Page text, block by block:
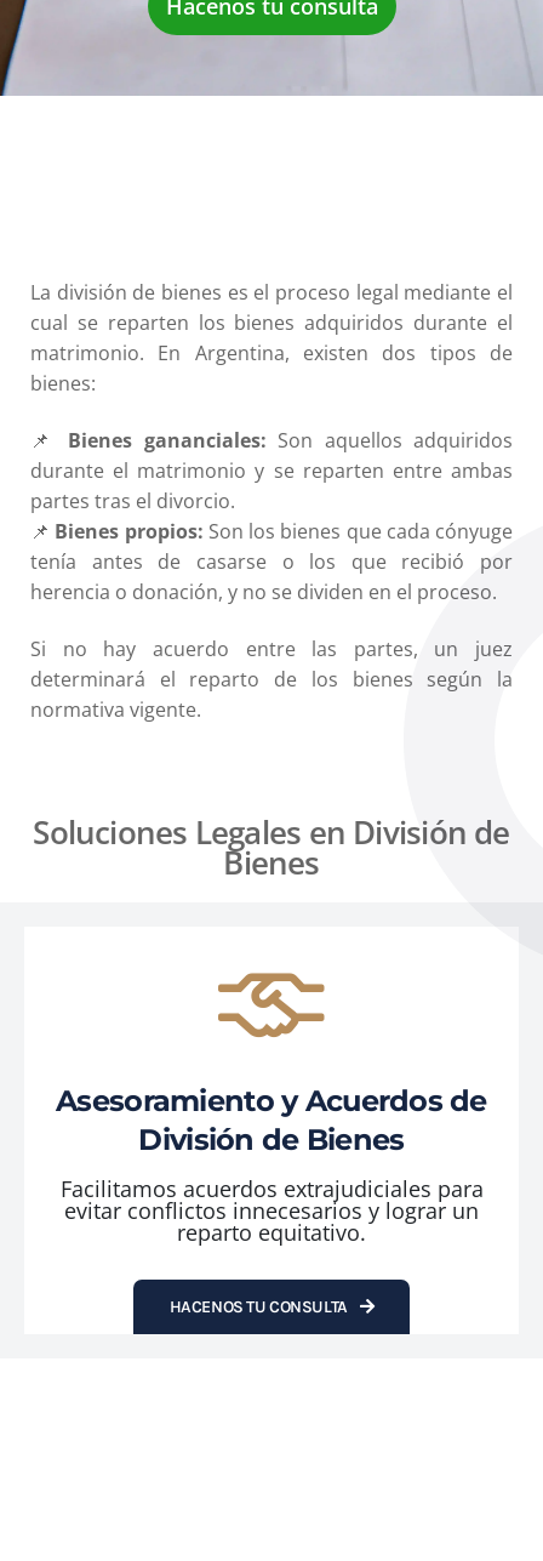
Hacenos tu consulta
La división de bienes es el proceso legal mediante el
cual se reparten los bienes adquiridos durante el
matrimonio. En Argentina, existen dos tipos de
bienes:
📌 Bienes gananciales: Son aquellos adquiridos
durante el matrimonio y se reparten entre ambas
partes tras el divorcio.
📌 Bienes propios: Son los bienes que cada cónyuge
tenía antes de casarse o los que recibió por
herencia o donación, y no se dividen en el proceso.
Si no hay acuerdo entre las partes, un juez
determinará el reparto de los bienes según la
normativa vigente.
Soluciones Legales en División de
Bienes
Asesoramiento y Acuerdos de
División de Bienes
Facilitamos acuerdos extrajudiciales para
evitar conflictos innecesarios y lograr un
reparto equitativo.
HACENOS TU CONSULTA